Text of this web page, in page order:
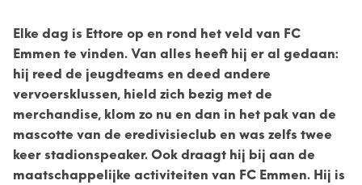
Elke dag is Ettore op en rond het veld van FC
Emmen te vinden. Van alles heeft hij er al gedaan:
hij reed de jeugdteams en deed andere
vervoersklussen, hield zich bezig met de
merchandise, klom zo nu en dan in het pak van de
mascotte van de eredivisieclub en was zelfs twee
keer stadionspeaker. Ook draagt hij bij aan de
maatschappelijke activiteiten van FC Emmen. Hij is